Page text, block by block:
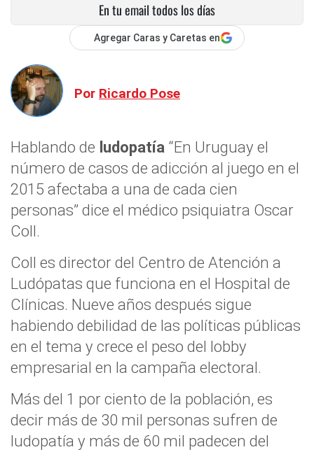
En tu email todos los días
Agregar Caras y Caretas en
Por Ricardo Pose
Hablando de ludopatía “En Uruguay el
número de casos de adicción al juego en el
2015 afectaba a una de cada cien
personas” dice el médico psiquiatra Oscar
Coll.
Coll es director del Centro de Atención a
Ludópatas que funciona en el Hospital de
Clínicas. Nueve años después sigue
habiendo debilidad de las políticas públicas
en el tema y crece el peso del lobby
empresarial en la campaña electoral.
Más del 1 por ciento de la población, es
decir más de 30 mil personas sufren de
ludopatía y más de 60 mil padecen del